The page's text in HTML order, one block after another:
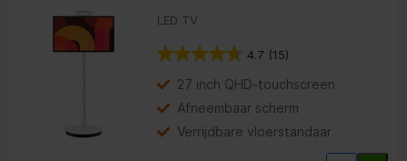
LED TV
4.7 (15)
27 inch QHD-touchscreen
Afneembaar scherm
Verrijdbare vloerstandaar